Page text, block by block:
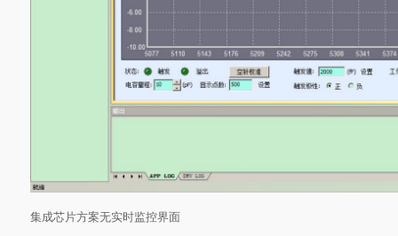
集成芯片方案无实时监控界面